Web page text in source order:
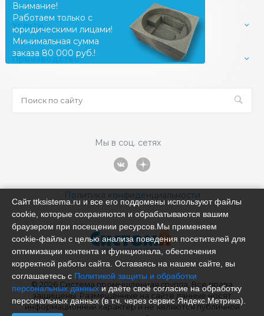
Производство
Мы в соц. сетях
Политика конфиденциальности
© 2026 Система промышленная группа, Все права
защищены. Размещённые на сайте данные носят
информационный характер и не являются публичной
Внимание!
Работаем только с
юридическими лицами!
Минимальная сумма
заказа 80 000 руб.!
Сайт ttksistema.ru и все его поддомены используют файлы
cookie, которые сохраняются и обрабатываются вашим
браузером при посещении ресурсов.Мы применяем
cookie‑файлы с целью анализа поведения посетителей для
оптимизации контента и функционала, обеспечения
корректной работы сайта. Оставаясь на нашем сайте, вы
соглашаетесь с Политикой защиты и обработки
персональных данныхи даёте своё согласие на обработку
персональных данных (в т.ч. через сервис Яндекс.Метрика).